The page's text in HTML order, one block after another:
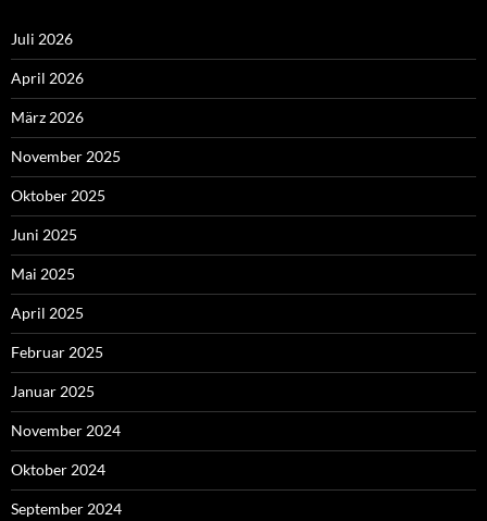
Juli 2026
April 2026
März 2026
November 2025
Oktober 2025
Juni 2025
Mai 2025
April 2025
Februar 2025
Januar 2025
November 2024
Oktober 2024
September 2024